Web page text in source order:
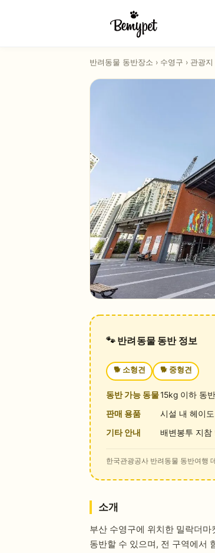
반려동물 동반장소 › 수영구 › 관광지
🐾 반려동물 동반 정보
🐕 소형견 🐕 중형견
동반 가능 동물15kg 이하 동
판매 용품
시설 내 헤이
기타 안내
배변봉투 지참
한국관광공사 반려동물 동반여행
소개
부산 수영구에 위치한 밀락더
동반할 수 있으며, 전 구역에서